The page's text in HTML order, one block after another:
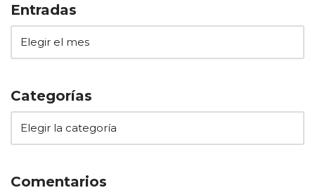
Entradas
Categorías
Comentarios